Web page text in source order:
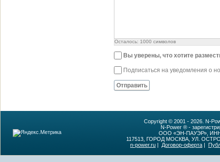
Осталось: 1000 символов
Вы уверены, что хотите
Подписаться на уведомления о
Отправить
Copyright © 2001 - 2026. N-
N-Power ® -
ООО «ЭН-ПАУЭР», ИНН:
117513, ГОРОД МОСКВА, УЛ.
n-power.ru | Договор-оферта |